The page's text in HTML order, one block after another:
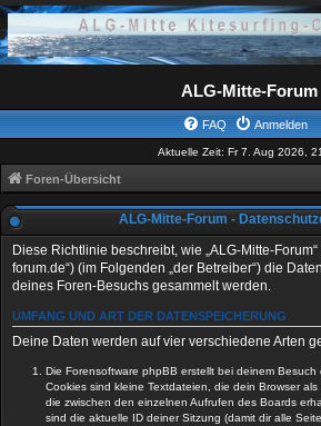
ALG-Mitte-Forum
FAQ Anmelden
Aktuelle Zeit: Fr 7. Aug 2026,
Foren-Übersicht
ALG-Mitte-Forum -
Diese Richtlinie beschreibt, wie „ALG-Mitte-
forum.de“) (im Folgenden „der Betreiber“) die
deines Foren-Besuchs gesammelt werden.
UMFANG UND ART DER DATENSPEICHERUNG
Deine Daten werden auf vier verschiedene Arten
Die Forensoftware phpBB erstellt bei deinem Besuch
Cookies sind kleine Textdateien, die dein Browser
die zwischen den einzelnen Aufrufen des Boards
sind die aktuelle ID deiner Sitzung (damit dir alle